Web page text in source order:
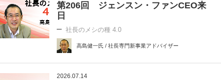
第206回 ジェンスン・ファンCEO来
日
社長のメシの種 4.0
高島健一氏 / 社長専門新事業アドバイザー
2026.07.14